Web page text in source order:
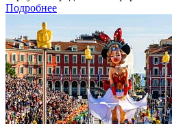
Подробнее